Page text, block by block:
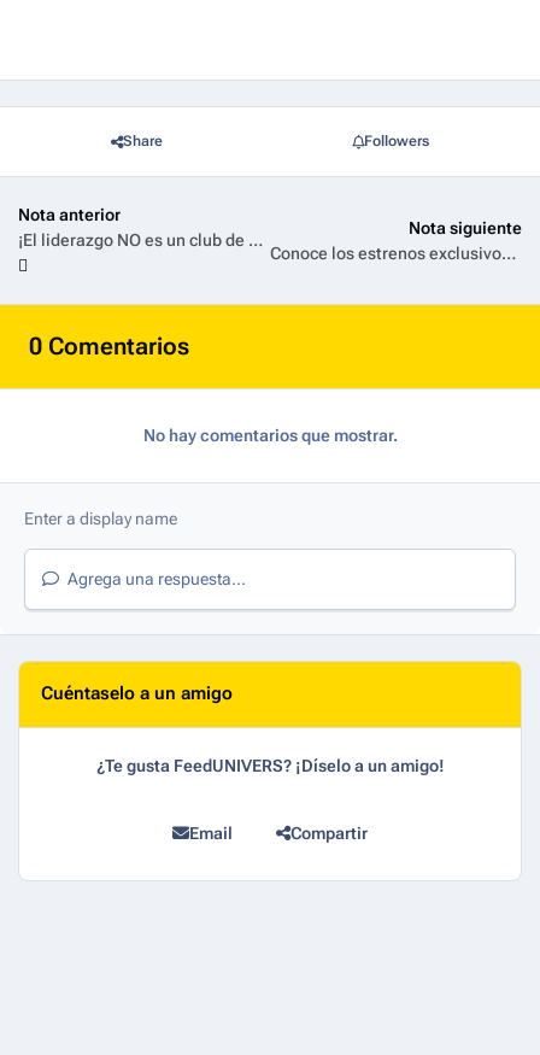
Share Followers
Nota anterior
¡El liderazgo NO es un club de chicos! Prime Video lanza el tráiler de The CEO Club
Nota siguiente
Conoce los estrenos exclusivos que llegarán a Universal+ en febrero 2026
0 Comentarios
No hay comentarios que mostrar.
Agrega una respuesta...
Cuéntaselo a un amigo
¿Te gusta FeedUNIVERS? ¡Díselo a un amigo!
Email Compartir